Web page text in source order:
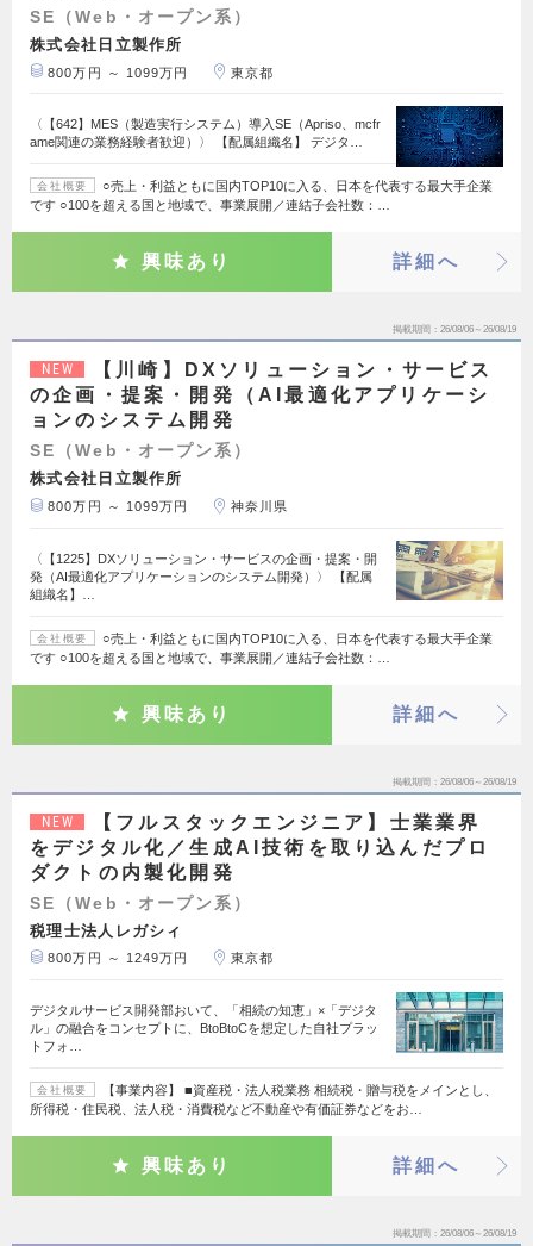
SE（Web・オープン系）
株式会社日立製作所
800万円 ～ 1099万円 東京都
〈【642】MES（製造実行システム）導入SE（Apriso、mcfr
ame関連の業務経験者歓迎）〉 【配属組織名】 デジタ…
会社概要
○売上・利益ともに国内TOP10に入る、日本を代表する最大手企業
です ○100を超える国と地域で、事業展開／連結子会社数：…
興味あり 詳細へ
掲載期間 26/08/06～26/08/19
NEW
【川崎】DXソリューション・サービス
の企画・提案・開発（AI最適化アプリケーシ
ョンのシステム開発
SE（Web・オープン系）
株式会社日立製作所
800万円 ～ 1099万円 神奈川県
〈【1225】DXソリューション・サービスの企画・提案・開
発（AI最適化アプリケーションのシステム開発）〉 【配属
組織名】…
会社概要
○売上・利益ともに国内TOP10に入る、日本を代表する最大手企業
です ○100を超える国と地域で、事業展開／連結子会社数：…
興味あり 詳細へ
掲載期間 26/08/06～26/08/19
NEW
【フルスタックエンジニア】士業業界
をデジタル化／生成AI技術を取り込んだプロ
ダクトの内製化開発
SE（Web・オープン系）
税理士法人レガシィ
800万円 ～ 1249万円 東京都
デジタルサービス開発部おいて、「相続の知恵」×「デジタ
ル」の融合をコンセプトに、BtoBtoCを想定した自社プラッ
トフォ…
会社概要
【事業内容】 ■資産税・法人税業務 相続税・贈与税をメインとし、
所得税・住民税、法人税・消費税など不動産や有価証券などをお…
興味あり 詳細へ
掲載期間 26/08/06～26/08/19